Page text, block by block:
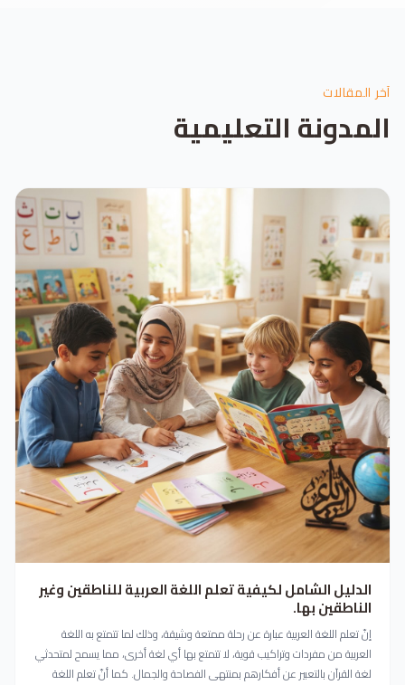
آخر المقالات
المدونة التعليمية
الدليل الشامل لكيفية تعلم اللغة العربية للناطقين وغير
الناطقين بها.
إنّ تعلم اللغة العربية عبارة عن رحلة ممتعة وشيقة، وذلك لما تتمتع به اللغة
العربية من مفردات وتراكيب قوية، لا تتمتع بها أي لغة أخرى، مما يسمح لمتحدثي
لغة القرآن بالتعبير عن أفكارهم بمنتهى الفصاحة والجمال. كما أنّ تعلم اللغة